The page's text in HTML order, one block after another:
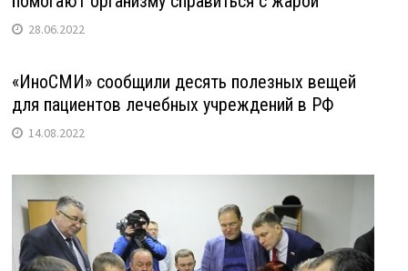
28.06.2022
«ИноСМИ» сообщили десять полезных вещей
для пациентов лечебных учреждений в РФ
14.08.2022